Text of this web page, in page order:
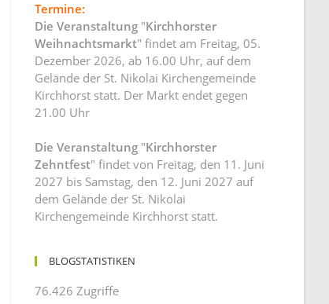
Termine:
Die Veranstaltung "Kirchhorster
Weihnachtsmarkt" findet am Freitag, 05.
Dezember 2026, ab 16.00 Uhr, auf dem
Gelände der St. Nikolai Kirchengemeinde
Kirchhorst statt. Der Markt endet gegen
21.00 Uhr
Die Veranstaltung "Kirchhorster
Zehntfest" findet von Freitag, den 11. Juni
2027 bis Samstag, den 12. Juni 2027 auf
dem Gelände der St. Nikolai
Kirchengemeinde Kirchhorst statt.
BLOGSTATISTIKEN
76.426 Zugriffe